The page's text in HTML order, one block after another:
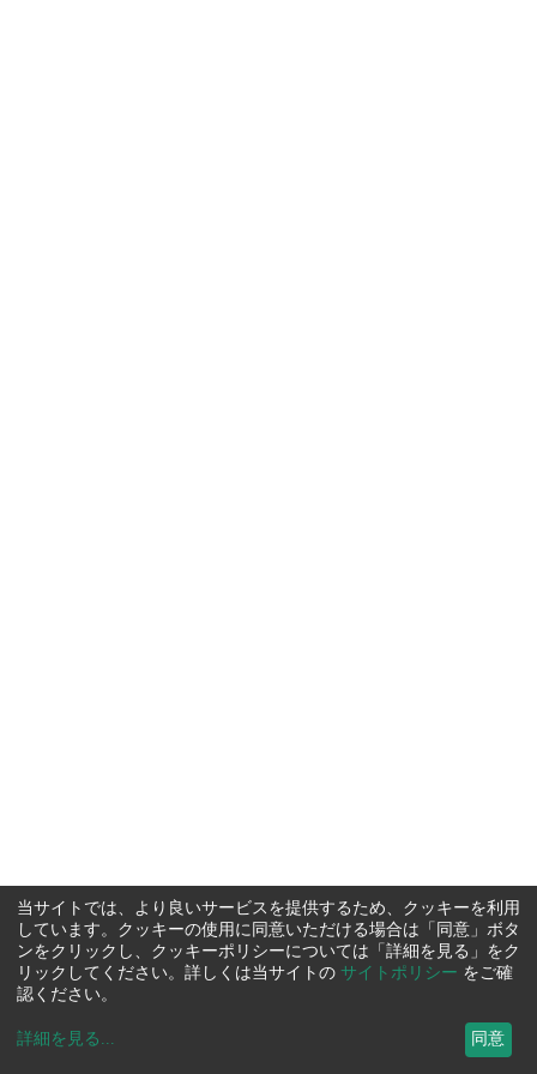
当サイトでは、より良いサービスを提供するため、クッキーを利用
しています。クッキーの使用に同意いただける場合は「同意」ボタ
ンをクリックし、クッキーポリシーについては「詳細を見る」をク
リックしてください。詳しくは当サイトの サイトポリシー をご確
認ください。
詳細を見る ... 同意